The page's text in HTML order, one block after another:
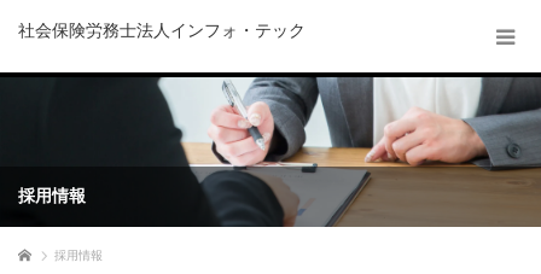
社会保険労務士法人インフォ・テック
採用情報
ホーム 採用情報